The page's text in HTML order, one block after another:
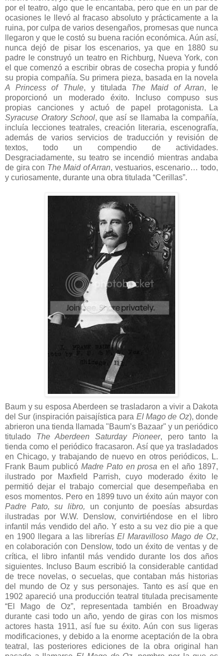
por el teatro, algo que le encantaba, pero que en un par de
ocasiones le llevó al fracaso absoluto y prácticamente a la
ruina, por culpa de varios desengaños, promesas que nunca
llegaron y que le costó su buena ración económica. Aún así,
nunca dejó de pisar los escenarios, ya que en 1880 su
padre le construyó un teatro en Richburg, Nueva York, con
el que comenzó a escribir obras de cosecha propia y fundó
su propia compañía. Su primera pieza, basada en la novela
A Princess of Thule, y titulada The Maid of Arran, le
proporcionó un moderado éxito. Incluso compuso sus
propias canciones y actuó de papel protagonista. La
Syracuse Oratory School, que así se llamaba la compañía,
incluía lecciones teatrales, creación literaria, escenografía,
además de varios servicios de traducción y revisión de
textos, todo un compendio de actividades.
Desgraciadamente, su teatro se incendió mientras andaba
de gira con The Maid of Arran, vestuarios, escenario… todo,
y curiosamente, durante una obra titulada “Cerillas”.
Baum y su esposa Aberdeen se trasladaron a vivir a Dakota
del Sur (inspiración paisajística para El Mago de Oz), donde
abrieron una tienda llamada "Baum’s Bazaar" y un periódico
titulado The Aberdeen Saturday Pioneer, pero tanto la
tienda como el periódico fracasaron. Así que ya trasladados
en Chicago, y trabajando de nuevo en otros periódicos, L.
Frank Baum publicó Madre Pato en prosa en el año 1897,
ilustrado por Maxfield Parrish, cuyo moderado éxito le
permitió dejar el trabajo comercial que desempeñaba en
esos momentos. Pero en 1899 tuvo un éxito aún mayor con
Padre Pato, su libro, un conjunto de poesías absurdas
ilustradas por W.W. Denslow, convirtiéndose en el libro
infantil más vendido del año. Y esto a su vez dio pie a que
en 1900 llegara a las libreríasEl Maravilloso Mago de Oz,
en colaboración con Denslow, todo un éxito de ventas y de
crítica, el libro infantil más vendido durante los dos años
siguientes. Incluso Baum escribió la considerable cantidad
de trece novelas, o secuelas, que contaban más historias
del mundo de Oz y sus personajes. Tanto es así que en
1902 apareció una producción teatral titulada precisamente
“El Mago de Oz”, representada también en Broadway
durante casi todo un año, yendo de giras con los mismos
actores hasta 1911, así fue su éxito. Aún con sus ligeras
modificaciones, y debido a la enorme aceptación de la obra
teatral, las posteriores ediciones de la obra original han